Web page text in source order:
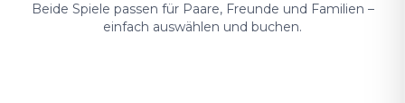
Beide Spiele passen für Paare, Freunde und Familien –
einfach auswählen und buchen.